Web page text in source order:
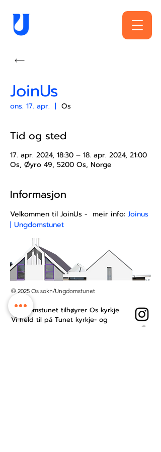
JoinUs
ons. 17. apr.
  |
Os
Tid og sted
17. apr. 2024, 18:30 – 18. apr. 2024, 21:00
Os, Øyro 49, 5200 Os, Norge
Informasjon
Velkommen til JoinUs -  meir info: Joinus
| Ungdomstunet
© 2025 Os sokn/Ungdomstunet
Ungdomstunet tilhøyrer Os kyrkje.
Vi held til på Tunet kyrkje- og